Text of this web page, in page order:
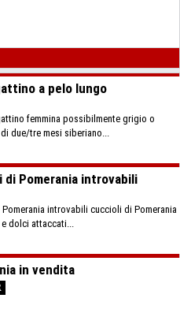
a pelo lungo
femmina possibilmente grigio o
due/tre mesi siberiano...
di Pomerania introvabili
introvabili cuccioli di Pomerania
dolci attaccati...
in vendita